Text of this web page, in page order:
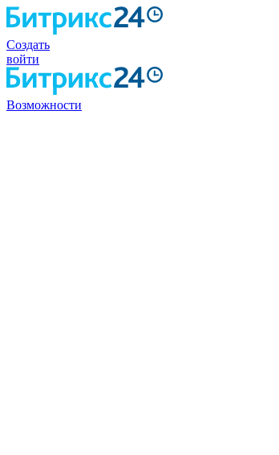
Создать
войти
Возможности